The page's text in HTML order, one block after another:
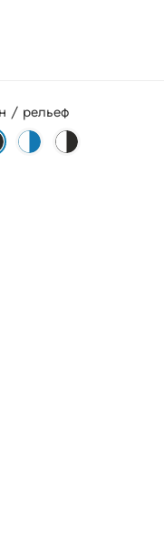
/ рельеф